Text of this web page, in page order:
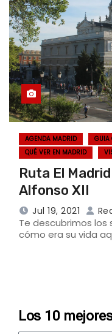
AGENDA MADRID GUIA
QUÉ VER EN MADRID
Ruta El
Alfonso XII
Jul 19, 2021
Te descubrimos los
cómo era su vida
Los 10